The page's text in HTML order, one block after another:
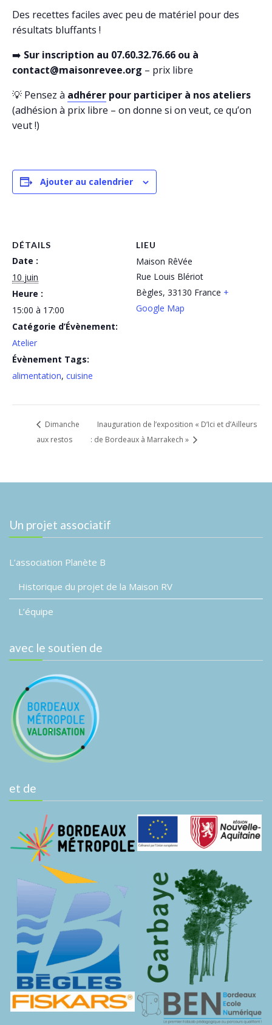
Des recettes faciles avec peu de matériel pour des
résultats bluffants !
➡️ Sur inscription au 07.60.32.76.66 ou à
contact@maisonrevee.org – prix libre
💡 Pensez à adhérer pour participer à nos ateliers
(adhésion à prix libre – on donne si on veut, ce qu’on
veut !)
Ajouter au calendrier
DÉTAILS
Date :
10 juin
Heure :
15:00 à 17:00
Catégorie d’Évènement:
Atelier
Évènement Tags:
alimentation, cuisine
LIEU
Maison RêVée
Rue Louis Blériot
Bègles, 33130 France +
Google Map
Dimanche
aux restos
Inauguration de l’exposition « D’Ici et d’Ailleurs
: de Bordeaux à Marrakech »
Un projet associatif
L’association Planète B
Historique du projet de la Maison RV
L’équipe
avec le soutien de
et de